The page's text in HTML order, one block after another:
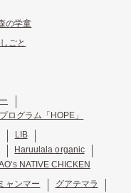
の学童
ごと
ログラム「HOPE」
LIB
Haruulala organic
NATIVE CHICKEN
ミャンマー グアテマラ